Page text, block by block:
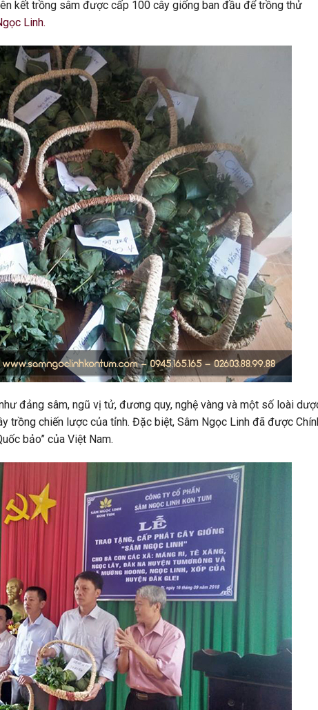
kết trồng sâm được cấp 100 cây giống ban đầu để trồng thử
Linh.
đảng sâm, ngũ vị tử, đương quy, nghệ vàng và một số loài
trồng chiến lược của tỉnh. Đặc biệt, Sâm Ngọc Linh đã được
bảo” của Việt Nam.